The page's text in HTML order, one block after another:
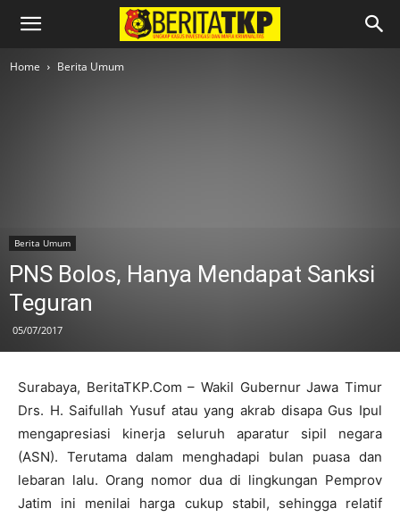
Home Berita Umum
Berita Umum
PNS Bolos, Hanya Mendapat Sanksi
Teguran
05/07/2017
Surabaya, BeritaTKP.Com – Wakil Gubernur Jawa Timur
Drs. H. Saifullah Yusuf atau yang akrab disapa Gus Ipul
mengapresiasi kinerja seluruh aparatur sipil negara
(ASN). Terutama dalam menghadapi bulan puasa dan
lebaran lalu. Orang nomor dua di lingkungan Pemprov
Jatim ini menilai harga cukup stabil, sehingga relatif